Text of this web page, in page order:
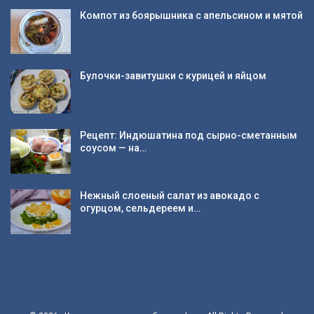
Компот из боярышника с апельсином и мятой
Булочки-завитушки с курицей и яйцом
Рецепт: Индюшатина под сырно-сметанным
соусом — на…
Нежный слоеный салат из авокадо с
огурцом, сельдереем и…